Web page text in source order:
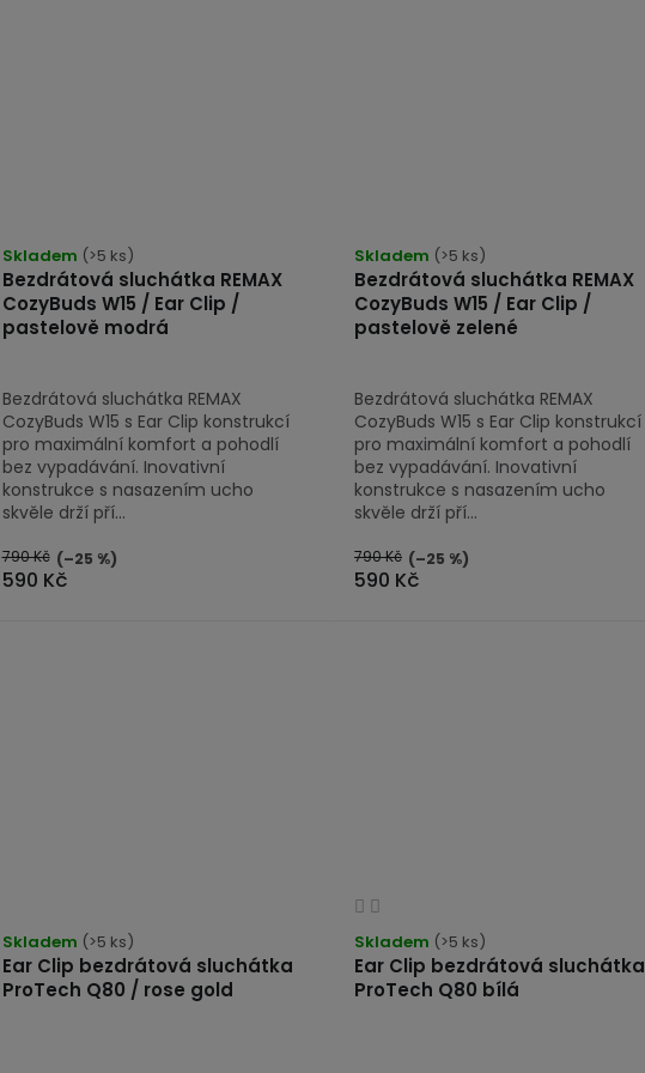
Bezdrátová sluchátka REMAX
CozyBuds W15 / Ear Clip /
pastelově modrá
Skladem (>5 ks)
590 Kč
790 Kč (–25 %)
Bezdrátová sluchátka REMAX
CozyBuds W15 s Ear Clip konstrukcí
pro maximální komfort a pohodlí
bez vypadávání. Inovativní
konstrukce s nasazením ucho
skvěle drží pří...
Bezdrátová sluchátka REMAX
CozyBuds W15 / Ear Clip /
pastelově zelené
Skladem (>5 ks)
590 Kč
790 Kč (–25 %)
Bezdrátová sluchátka REMAX
CozyBuds W15 s Ear Clip konstrukcí
pro maximální komfort a pohodlí
bez vypadávání. Inovativní
konstrukce s nasazením ucho
skvěle drží pří...
Ear Clip bezdrátová sluchátka
ProTech Q80 / rose gold
Skladem (>5 ks)
Ear Clip bezdrátová sluchátka
ProTech Q80 bílá
hodnocení
produktu
je
Skladem (>5 ks)